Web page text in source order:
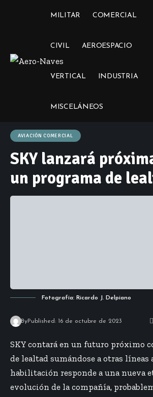
MILITAR COMERCIAL
CIVIL AEROESPACIO
VERTICAL INDUSTRIA
MISCELÁNEOS
AVIACIÓN COMERCIAL
SKY lanzará
un programa de
Fotografía: Ricardo J. Delpiano
ByPublished: 16 de octubre de 2023
SKY contará en un futuro próximo
de lealtad sumándose a otras líneas
habilitación responde a una nueva
evolución de la compañía,